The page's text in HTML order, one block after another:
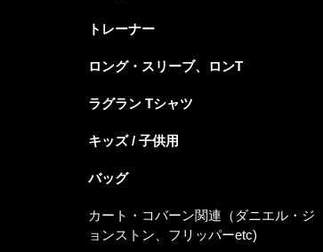
トレーナー
ロング・スリーブ、ロンT
ラグラン Tシャツ
キッズ / 子供用
バッグ
カート・コバーン関連（ダニエル・ジ
ョンストン、フリッパーetc)